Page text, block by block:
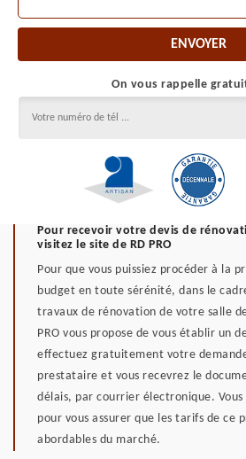
On vous rappelle
Pour recevoir votre devis de
visitez le site de RD PRO
Pour que vous puissiez procéder à la
budget en toute sérénité, dans le
travaux de rénovation de votre salle
PRO vous propose de vous établir un
effectuez gratuitement votre
prestataire et vous recevrez le
délais, par courrier électronique.
pour vous assurer que les tarifs de ce
abordables du marché.